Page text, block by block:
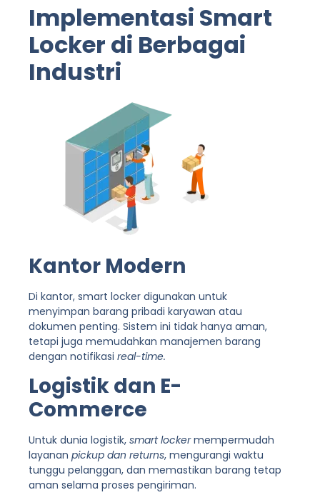
Implementasi Smart
Locker di Berbagai
Industri
Kantor Modern
Di kantor, smart locker digunakan untuk
menyimpan barang pribadi karyawan atau
dokumen penting. Sistem ini tidak hanya aman,
tetapi juga memudahkan manajemen barang
dengan notifikasireal-time.
Logistik dan E-
Commerce
Untuk dunia logistik,smart lockermempermudah
layananpickup dan returns, mengurangi waktu
tunggu pelanggan, dan memastikan barang tetap
aman selama proses pengiriman.